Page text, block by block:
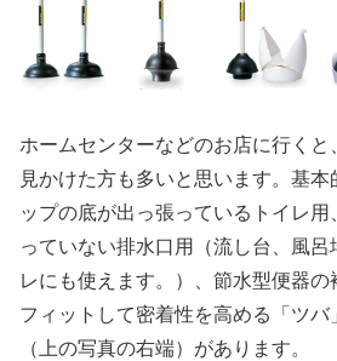
ホームセンターなどのお店に行く
見かけた方も多いと思います。基
ップの底が出っ張っているトイレ
っていない排水口用（流し台、風呂
レにも使えます。）、節水型便器の
フィットして密着性を高める「ツバ
（上の写真の右端）があります。